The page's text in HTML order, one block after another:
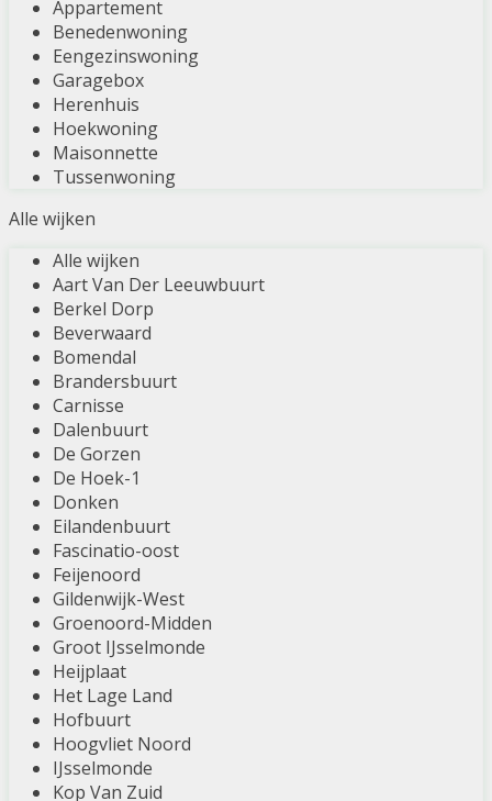
Appartement
Benedenwoning
Eengezinswoning
Garagebox
Herenhuis
Hoekwoning
Maisonnette
Tussenwoning
Alle wijken
Alle wijken
Aart Van Der Leeuwbuurt
Berkel Dorp
Beverwaard
Bomendal
Brandersbuurt
Carnisse
Dalenbuurt
De Gorzen
De Hoek-1
Donken
Eilandenbuurt
Fascinatio-oost
Feijenoord
Gildenwijk-West
Groenoord-Midden
Groot IJsselmonde
Heijplaat
Het Lage Land
Hofbuurt
Hoogvliet Noord
IJsselmonde
Kop Van Zuid